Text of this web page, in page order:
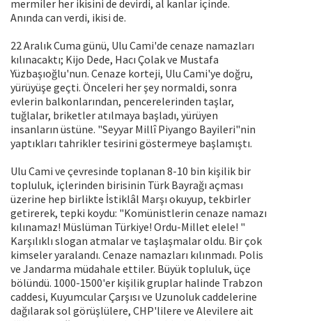
mermiler her ikisini de devirdi, al kanlar içinde.
Anında can verdi, ikisi de.
22 Aralık Cuma günü, Ulu Cami'de cenaze namazları
kılınacaktı; Kijo Dede, Hacı Çolak ve Mustafa
Yüzbaşıoğlu'nun. Cenaze korteji, Ulu Cami'ye doğru,
yürüyüşe geçti. Önceleri her şey normaldi, sonra
evlerin balkonlarından, pencerelerinden taşlar,
tuğlalar, briketler atılmaya başladı, yürüyen
insanların üstüne. "Seyyar Millî Piyango Bayileri"nin
yaptıkları tahrikler tesirini göstermeye başlamıştı.
Ulu Cami ve çevresinde toplanan 8-10 bin kişilik bir
topluluk, içlerinden birisinin Türk Bayrağı açması
üzerine hep birlikte İstiklâl Marşı okuyup, tekbirler
getirerek, tepki koydu: "Komünistlerin cenaze namazı
kılınamaz! Müslüman Türkiye! Ordu-Millet elele! "
Karşılıklı slogan atmalar ve taşlaşmalar oldu. Bir çok
kimseler yaralandı. Cenaze namazları kılınmadı. Polis
ve Jandarma müdahale ettiler. Büyük topluluk, üçe
bölündü. 1000-1500'er kişilik gruplar halinde Trabzon
caddesi, Kuyumcular Çarşısı ve Uzunoluk caddelerine
dağılarak sol görüşlülere, CHP'lilere ve Alevilere ait